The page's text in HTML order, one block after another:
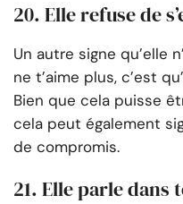
20. Elle refuse de
Un autre signe qu’elle
ne t’aime plus, c’est
Bien que cela puisse
cela peut également
de compromis.
21. Elle parle dans